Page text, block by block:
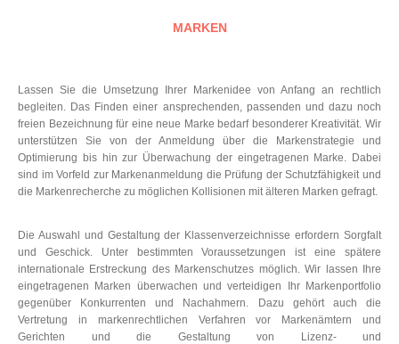
MARKEN
Lassen Sie die Umsetzung Ihrer Markenidee von Anfang an rechtlich
begleiten. Das Finden einer ansprechenden, passenden und dazu noch
freien Bezeichnung für eine neue Marke bedarf besonderer Kreativität. Wir
unterstützen Sie von der Anmeldung über die Markenstrategie und
Optimierung bis hin zur Überwachung der eingetragenen Marke. Dabei
sind im Vorfeld zur Markenanmeldung die Prüfung der Schutzfähigkeit und
die Markenrecherche zu möglichen Kollisionen mit älteren Marken gefragt.
Die Auswahl und Gestaltung der Klassenverzeichnisse erfordern Sorgfalt
und Geschick. Unter bestimmten Voraussetzungen ist eine spätere
internationale Erstreckung des Markenschutzes möglich. Wir lassen Ihre
eingetragenen Marken überwachen und verteidigen Ihr Markenportfolio
gegenüber Konkurrenten und Nachahmern. Dazu gehört auch die
Vertretung in markenrechtlichen Verfahren vor Markenämtern und
Gerichten und die Gestaltung von Lizenz- und